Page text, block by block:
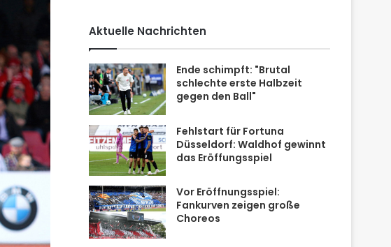
Aktuelle Nachrichten
Ende schimpft: "Brutal
schlechte erste Halbzeit
gegen den Ball"
Fehlstart für Fortuna
Düsseldorf: Waldhof gewinnt
das Eröffungsspiel
Vor Eröffnungsspiel:
Fankurven zeigen große
Choreos